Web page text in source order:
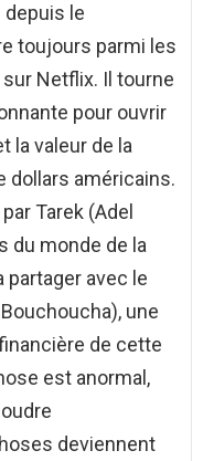
depuis le
toujours parmi les
Netflix. Il tourne
pour ouvrir
la valeur de la
dollars américains.
Tarek (Adel
du monde de la
partager avec le
une
de cette
est anormal,
deviennent